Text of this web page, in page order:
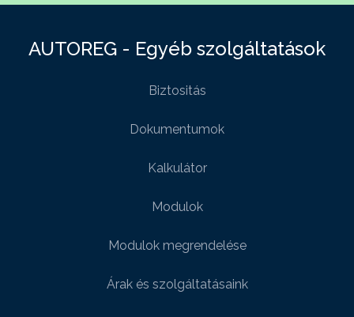
AUTOREG - Egyéb szolgáltatások
Biztositás
Dokumentumok
Kalkulátor
Modulok
Modulok megrendelése
Árak és szolgáltatásaink